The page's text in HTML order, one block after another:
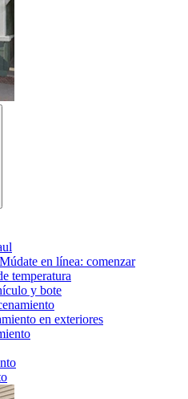
Múdate en línea: comenzar
temperatura
y bote
en exteriores